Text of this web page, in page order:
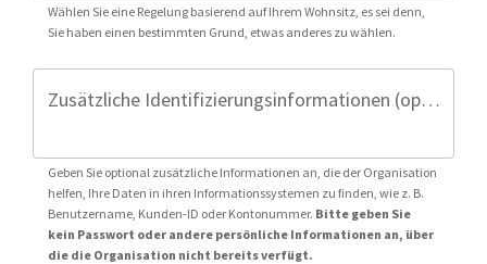
Wählen Sie eine Regelung basierend auf Ihrem Wohnsitz, es sei denn,
Sie haben einen bestimmten Grund, etwas anderes zu wählen.
Zusätzliche Identifizierungsinformationen (optional)
Geben Sie optional zusätzliche Informationen an, die der Organisation
helfen, Ihre Daten in ihren Informationssystemen zu finden, wie z. B.
Benutzername, Kunden-ID oder Kontonummer. Bitte geben Sie
kein Passwort oder andere persönliche Informationen an, über
die die Organisation nicht bereits verfügt.